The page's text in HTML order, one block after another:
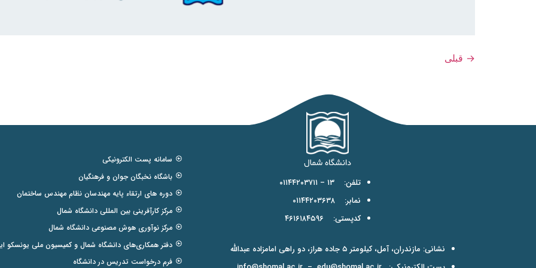
→ قبلی
تلفن: ۱۳ – ۰۱۱۴۴۲۰۳۷۱۱
نمابر: ۰۱۱۴۴۲۰۳۶۳۸
کدپستی: ۴۶۱۶۱۸۴۵۹۶
نشانی: مازندران، آمل، کیلومتر ۵ جاده هراز، دو راهی امامزاده عبدالله
سامانه پست الکترونیکی
باشگاه نخبگان جوان و فرهنگیان
دوره های ارتقاء پایه مهندسان نظام مهندس ساختمان
مرکز کارآفرینی بین المللی دانشگاه شمال
مرکز نوآوری هوش مصنوعی دانشگاه شمال
دفتر همکاری‌های دانشگاه شمال و کمیسیون ملی یونسکو
فرم درخواست تدریس در دانشگاه